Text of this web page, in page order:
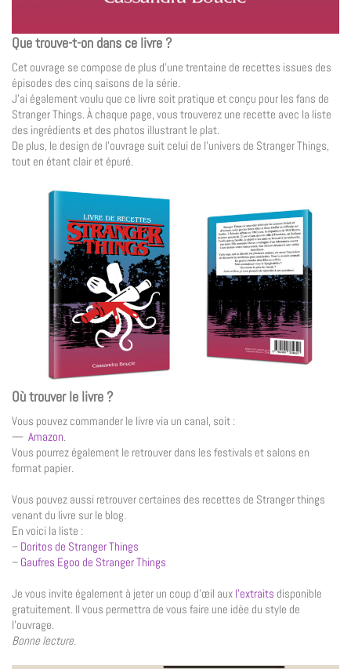
Que trouve-t-on dans ce livre ?
Cet ouvrage se compose de plus d’une trentaine de recettes issues des
épisodes des cinq saisons de la série.
J’ai également voulu que ce livre soit pratique et conçu pour les fans de
Stranger Things. À chaque page, vous trouverez une recette avec la liste
des ingrédients et des photos illustrant le plat.
De plus, le design de l’ouvrage suit celui de l’univers de Stranger Things,
tout en étant clair et épuré.
Où trouver le livre ?
Vous pouvez commander le livre via un canal, soit :
— Amazon.
Vous pourrez également le retrouver dans les festivals et salons en
format papier.
Vous pouvez aussi retrouver certaines des recettes de Stranger things
venant du livre sur le blog.
En voici la liste :
– Doritos de Stranger Things
– Gaufres Egoo de Stranger Things
Je vous invite également à jeter un coup d’œil aux l’extraits disponible
gratuitement. Il vous permettra de vous faire une idée du style de
l’ouvrage.
Bonne lecture.